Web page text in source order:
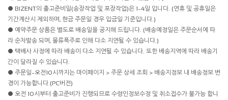
● BIZENT의 출고준비일(송장작업 및 포장작업)은 1~4일 입니다. (연휴 및 공휴일은
기간계산시 제외하며, 현금 주문일 경우 입금일 기준입니다.)
● 예약주문 상품은 별도로 배송일을 공지해 드립니다. (배송예정일은 주문순서에 따
라 순차발송 되며, 물류폭주로 인해 다소 지연될 수 있습니다.)
● 택배사 사정에 따라 배송이 다소 지연될 수 있습니다. 또한 배송지역에 따라 배송기
간이 달라질 수 있습니다.
● 주문일~오전10시까지는 마이페이지 > 주문 상세 조회 > 배송지정보 내 배송정보 변
경이 가능합니다.(PC버전)
● 오전 10시부터 출고준비가 진행되므로 수령인정보수정 및 취소접수가 불가능 합니